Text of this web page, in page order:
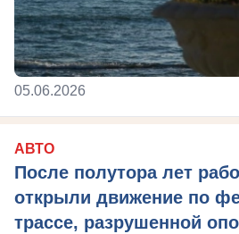
05.06.2026
АВТО
После полутора лет
открыли движение по
трассе, разрушенной